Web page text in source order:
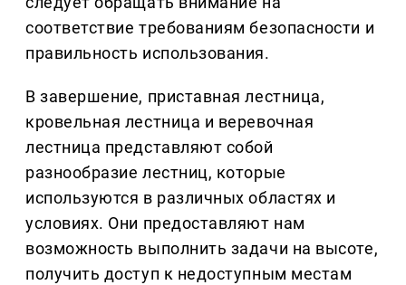
соответствие требованиям безопасности и
правильность использования.
В завершение, приставная лестница,
кровельная лестница и веревочная
лестница представляют собой
разнообразие лестниц, которые
используются в различных областях и
условиях. Они предоставляют нам
возможность выполнить задачи на высоте,
получить доступ к недоступным местам